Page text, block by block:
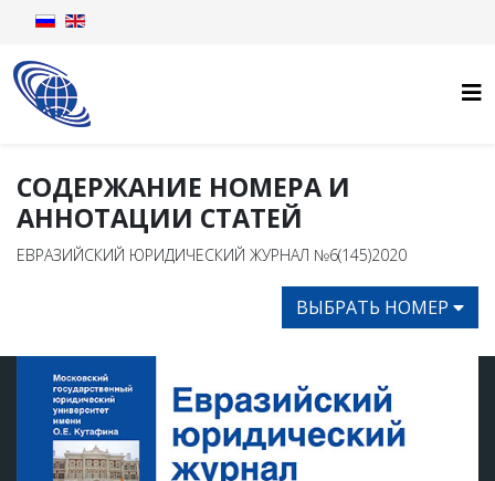
СОДЕРЖАНИЕ НОМЕРА И
АННОТАЦИИ СТАТЕЙ
ЕВРАЗИЙСКИЙ ЮРИДИЧЕСКИЙ ЖУРНАЛ №6(145)2020
ВЫБРАТЬ НОМЕР